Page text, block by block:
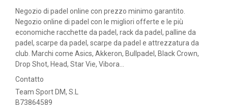
Negozio di padel online con prezzo minimo garantito.
Negozio online di padel con le migliori offerte e le più
economiche racchette da padel, rack da padel, palline da
padel, scarpe da padel, scarpe da padel e attrezzatura da
club. Marchi come Asics, Akkeron, Bullpadel, Black Crown,
Drop Shot, Head, Star Vie, Vibora...
Contatto
Team Sport DM, S.L
B73864589